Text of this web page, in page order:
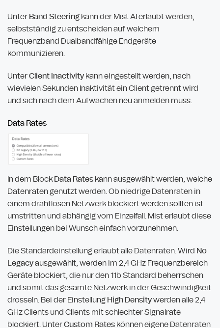
UnterBand Steeringkann der Mist AI erlaubt werden,
selbstständig zu entscheiden auf welchem
Frequenzband Dualbandfähige Endgeräte
kommunizieren.
UnterClient Inactivitykann eingestellt werden, nach
wievielen Sekunden Inaktivität ein Client getrennt wird
und sich nach dem Aufwachen neu anmelden muss.
Data Rates
In dem BlockData Rateskann ausgewählt werden, welche
Datenraten genutzt werden. Ob niedrige Datenraten in
einem drahtlosen Netzwerk blockiert werden sollten ist
umstritten und abhängig vom Einzelfall. Mist erlaubt diese
Einstellungen bei Wunsch einfach vorzunehmen.
Die Standardeinstellung erlaubt alle Datenraten. Wird No
Legacyausgewählt, werden im 2,4 GHz Frequenzbereich
Geräte blockiert, die nur den 11b Standard beherrschen
und somit das gesamte Netzwerk in der Geschwindigkeit
drosseln. Bei der EinstellungHigh Densitywerden alle 2,4
GHz Clients und Clients mit schlechter Signalrate
blockiert. UnterCustom Rateskönnen eigene Datenraten